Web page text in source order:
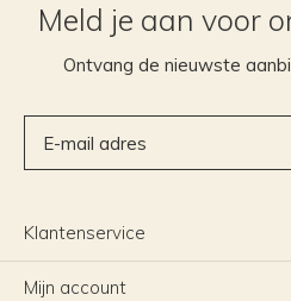
Meld je aan voor
Ontvang de nieuwste
Klantenservice
Mijn account